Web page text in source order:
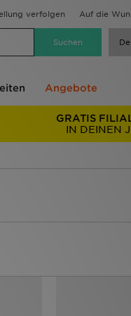
verfolgen Auf die
Angebote
GRATIS
IN DEINEN